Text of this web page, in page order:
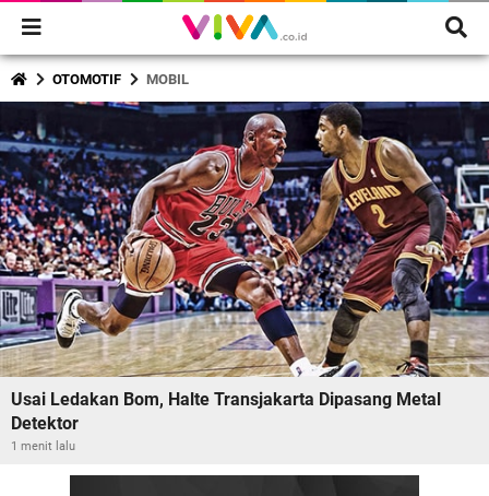
viva.co.id
OTOMOTIF MOBIL
Usai Ledakan Bom, Halte Transjakarta Dipasang Metal
Detektor
1 menit lalu